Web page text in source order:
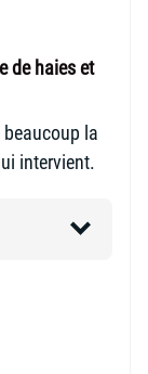
de haies et
la
intervient.